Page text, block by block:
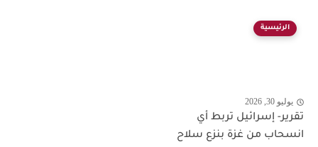
الرئيسية
يوليو 30, 2026
تقرير- إسرائيل تربط أي
انسحاب من غزة بنزع سلاح